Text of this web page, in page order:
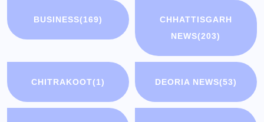
BUSINESS(169)
CHHATTISGARH
NEWS(203)
CHITRAKOOT(1) DEORIA NEWS(53)